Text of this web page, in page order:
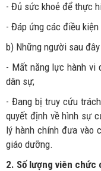
- Đủ sức khoẻ để thực
- Đáp ứng các điều
b) Những người sau
- Mất năng lực hành vi
dân sự;
- Đang bị truy cứu
quyết định về hình sự
lý hành chính đưa vào
giáo dưỡng.
2. Số lượng viên chức